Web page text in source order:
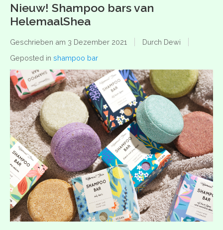
Nieuw! Shampoo bars van
HelemaalShea
Geschrieben am 3 Dezember 2021
Durch Dewi
Geposted in shampoo bar